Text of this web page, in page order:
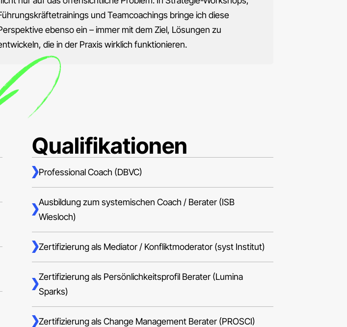
und Teamcoachings bringe ich diese
ebenso ein – immer mit dem Ziel, Lösungen zu
die in der Praxis wirklich funktionieren.
Qualifikationen
Professional Coach (DBVC)
Ausbildung zum systemischen Coach / Berater (ISB
Wiesloch)
Zertifizierung als Mediator / Konfliktmoderator (syst Institut)
Zertifizierung als Persönlichkeitsprofil Berater (Lumina
Sparks)
Zertifizierung als Change Management Berater (PROSCI)